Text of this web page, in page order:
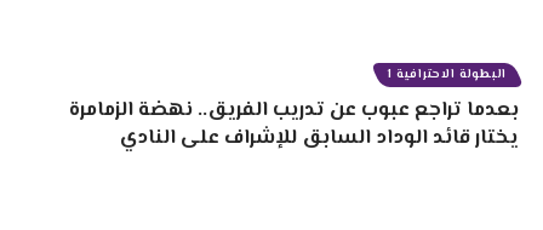
البطولة الاحترافية 1
بعدما تراجع عبوب عن تدريب الفريق.. نهضة الزمامرة
يختار قائد الوداد السابق للإشراف على النادي